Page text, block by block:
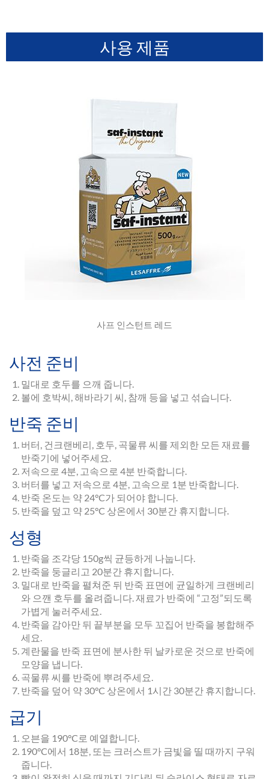
사용 제품
사프 인스턴트 레드
사전 준비
밀대로 호두를 으깨 줍니다.
볼에 호박씨, 해바라기 씨, 참깨 등을 넣고 섞습니다.
반죽 준비
버터, 건크랜베리, 호두, 곡물류 씨를 제외한 모든 재료를
반죽기에 넣어주세요.
저속으로 4분, 고속으로 4분 반죽합니다.
버터를 넣고 저속으로 4분, 고속으로 1분 반죽합니다.
반죽 온도는 약 24°C가 되어야 합니다.
반죽을 덮고 약 25°C 상온에서 30분간 휴지합니다.
성형
반죽을 조각당 150g씩 균등하게 나눕니다.
반죽을 둥글리고 20분간 휴지합니다.
밀대로 반죽을 펼쳐준 뒤 반죽 표면에 균일하게 크랜베리
와 으깬 호두를 올려줍니다. 재료가 반죽에 “고정”되도록
가볍게 눌러주세요.
반죽을 감아만 뒤 끝부분을 모두 꼬집어 반죽을 봉합해주
세요.
계란물을 반죽 표면에 분사한 뒤 날카로운 것으로 반죽에
모양을 냅니다.
곡물류 씨를 반죽에 뿌려주세요.
반죽을 덮어 약 30°C 상온에서 1시간 30분간 휴지합니다.
굽기
오븐을 190°C로 예열합니다.
190°C에서 18분, 또는 크러스트가 금빛을 띨 때까지 구워
줍니다.